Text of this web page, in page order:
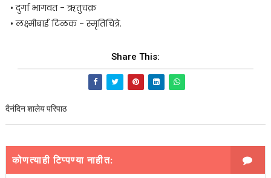
• दुर्गा भागवत - ऋतुचक्र
• लक्ष्मीबाई टिळक - स्मृतिचित्रे.
Share This:
दैनंदिन शालेय परिपाठ
कोणत्याही टिप्पण्‍या नाहीत: